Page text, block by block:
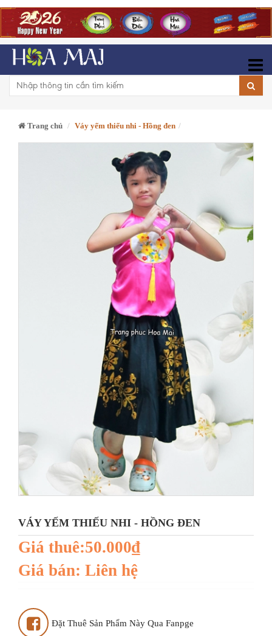
Trang chủ Váy yếm thiếu nhi - Hồng đen
VÁY YẾM THIẾU NHI - HỒNG ĐEN
Giá thuê:50.000₫
Giá bán: Liên hệ
Đặt Thuê Sản Phẩm Này Qua Fanpge